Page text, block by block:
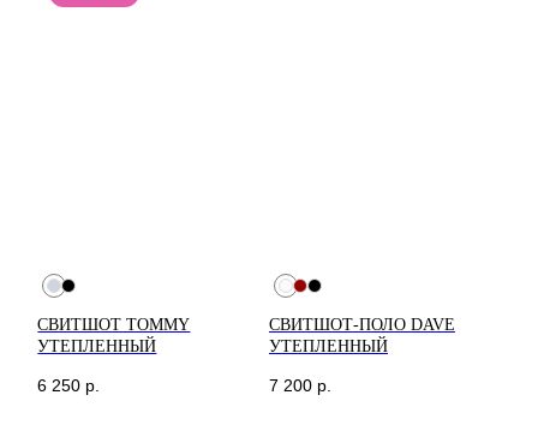
СВИТШОТ TOMMY
УТЕПЛЕННЫЙ
6 250 р.
СВИТШОТ-ПОЛО DAVE
УТЕПЛЕННЫЙ
7 200 р.